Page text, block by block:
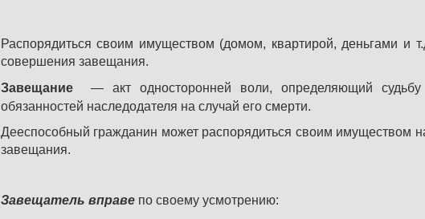
Распорядиться своим имуществом (домом, квартирой, деньгами и
совершения завещания.
Завещание— акт односторонней воли, определяющий
обязанностей наследодателя на случай его смерти.
Дееспособный гражданин может распорядиться своим имуществом
завещания.
Завещатель вправепо своему усмотрению: